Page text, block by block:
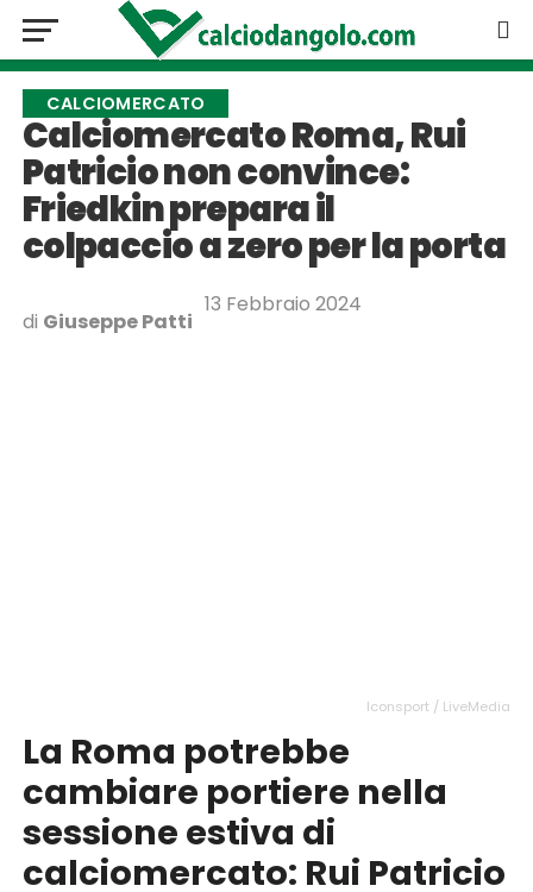
CALCIOMERCATO
Calciomercato Roma, Rui
Patricio non convince:
Friedkin prepara il
colpaccio a zero per la porta
di Giuseppe Patti
13 Febbraio 2024
Iconsport / LiveMedia
La Roma potrebbe
cambiare portiere nella
sessione estiva di
calciomercato: Rui Patricio